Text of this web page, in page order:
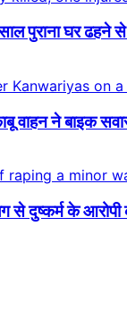
घर ढहने से
ने बाइक सवार
दुष्कर्म के आरोपी